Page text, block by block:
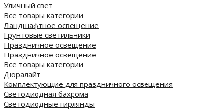
Уличный свет
Все товары категории
Ландшафтное освещение
Грунтовые светильники
Праздничное освещение
Праздничное освещение
Все товары категории
Дюралайт
Комплектующие для праздничного освещения
Светодиодная бахрома
Светодиодные гирлянды